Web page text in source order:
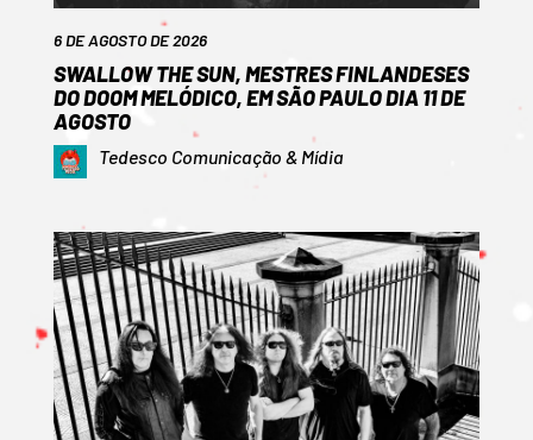
6 DE AGOSTO DE 2026
SWALLOW THE SUN, MESTRES FINLANDESES
DO DOOM MELÓDICO, EM SÃO PAULO DIA 11 DE
AGOSTO
Tedesco Comunicação & Mídia